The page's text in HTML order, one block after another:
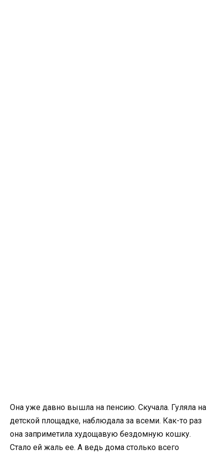
Она уже давно вышла на пенсию. Скучала. Гуляла на
детской площадке, наблюдала за всеми. Как-то раз
она заприметила худощавую бездомную кошку.
Стало ей жаль ее. А ведь дома столько всего